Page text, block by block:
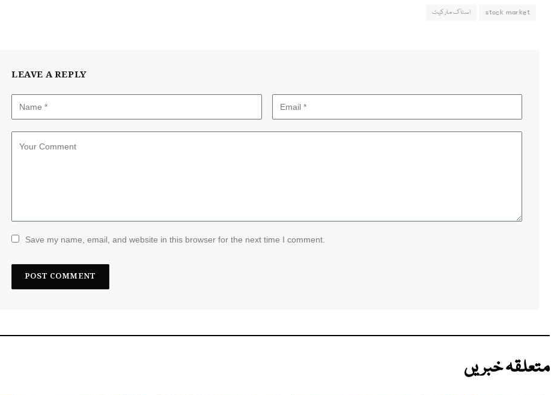
stock market اسٹاک مارکیٹ
LEAVE A REPLY
Save my name, email, and website in this browser for the next time I comment.
متعلقہ خبریں